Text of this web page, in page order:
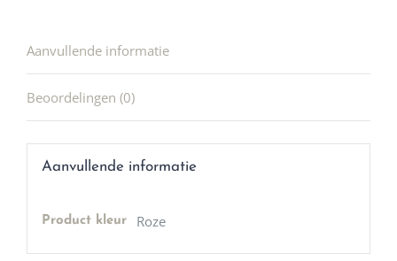
Aanvullende informatie
Beoordelingen (0)
Aanvullende informatie
Product kleur Roze